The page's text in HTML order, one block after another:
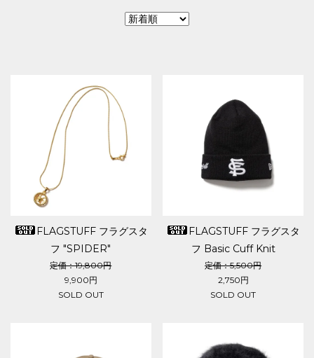
FLAGSTUFF フラグスタ
フ "SPIDER"
NECKLACE(GOLD)
定価：19,800円
9,900円
SOLD OUT
FLAGSTUFF フラグスタ
フ Basic Cuff Knit
定価：5,500円
2,750円
SOLD OUT